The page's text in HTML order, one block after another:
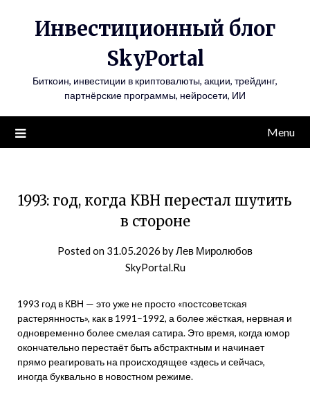
Инвестиционный блог
SkyPortal
Биткоин, инвестиции в криптовалюты, акции, трейдинг,
партнёрские программы, нейросети, ИИ
Menu
1993: год, когда КВН перестал шутить
в стороне
Posted on 31.05.2026 byЛев Миролюбов
SkyPortal.Ru
1993 год в КВН — это уже не просто «постсоветская
растерянность», как в 1991–1992, а более жёсткая, нервная и
одновременно более смелая сатира. Это время, когда юмор
окончательно перестаёт быть абстрактным и начинает
прямо реагировать на происходящее «здесь и сейчас»,
иногда буквально в новостном режиме.